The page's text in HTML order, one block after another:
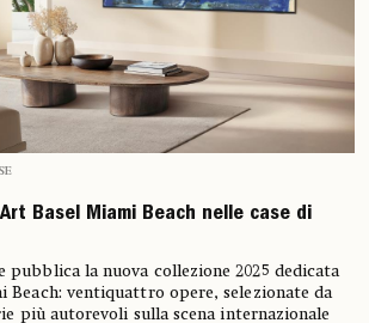
Basel Miami Beach nelle case di
pubblica la nuova collezione 2025 dedicata
Beach: ventiquattro opere, selezionate da
più autorevoli sulla scena internazionale